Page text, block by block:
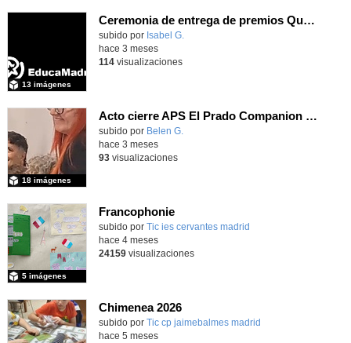
Ceremonia de entrega de premios Quizstory 2026
subido por Isabel G.
13 imágenes
hace 3 meses
114visualizaciones
Acto cierre APS El Prado Companion - Galería de imágenes
subido por Belen G.
18 imágenes
hace 3 meses
93visualizaciones
Francophonie
subido por Tic ies cervantes madrid
5 imágenes
hace 4 meses
24159visualizaciones
Chimenea 2026
subido por Tic cp jaimebalmes madrid
hace 5 meses